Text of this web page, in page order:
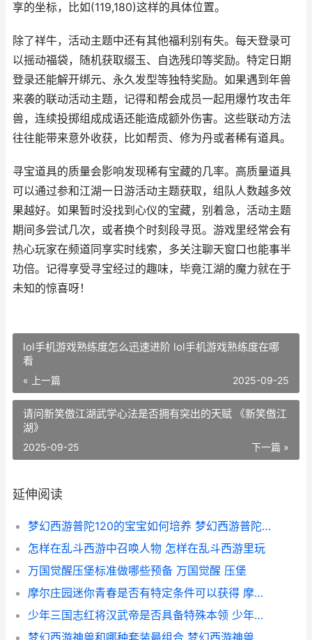
享的坐标，比如(119,180)这样的具体位置。
除了祥牛，活动主题中还有其他福利别有失。每天登录可
以摇动福袋，随机获取缀玉、自选残印等奖励。特定日期
登录还能解开绑元、永久发型等独特奖励。如果遇到年兽
来袭的联动活动主题，记得和帮会成员一起用爆竹攻击年
兽，连续投掷组成成语还能造成额外伤害。这些联动方法
往往能带来意外收获，比如帮贡、修为丹或者稀有道具。
寻宝道具的质量会影响发现稀有宝藏的几率。高质量道具
可以通过参和江湖一日游活动主题获取，组队人数越多效
果越好。如果暂时没找到心仪的宝藏，别着急，活动主题
期间多尝试几次，或者换个时刻段寻觅。游戏里经常会有
热心玩家在频道同享实时线索，多关注聊天窗口也能事半
功倍。记得享受寻宝经过的趣味，毕竟江湖的魔力就在于
未知的惊喜呀！
lol手机游戏熟练度怎么迅速进阶 lol手机游戏熟练度在哪
看
« 上一篇 2025-09-25
请问新笑傲江湖武学心法是否拥有突出的天赋 《新笑傲江
湖》
下一篇 »
2025-09-25
延伸阅读
梦幻西游普陀120的宝宝如何培养 梦幻西游普陀129厉害吗
怎样在乱斗西游中召唤人物 怎样在乱斗西游里玩
万国觉醒压堡标准做哪些预备 万国觉醒 压堡
摩尔庄园迷你青春是否有特定条件可以获得 摩尔庄园迷你青春摩托车
少年三国志红将汉武帝是否具备特殊本领 少年三国志武将品质排名最新